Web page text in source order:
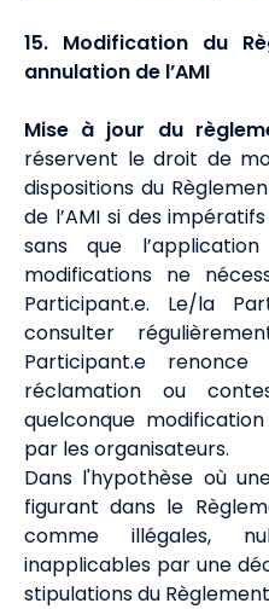
15. Modification du
annulation de l’AMI
Mise à jour du
réservent le droit de
dispositions du
de l’AMI si des
sans que
modifications ne
Participant.e. Le/la
consulter
Participant.e
réclamation ou
quelconque
par les organisateurs.
Dans l'hypothèse où
figurant dans le
comme illégales,
inapplicables par une
stipulations du